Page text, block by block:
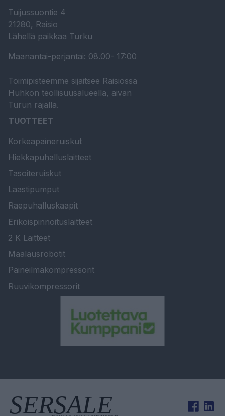
Tuijussuontie 4
21280, Raisio
Lähellä paikkaa Turku
Maanantai-perjantai: 08.00- 17:00
Toimipisteemme sijaitsee Raisiossa
Huhkon teollisuusalueella, aivan
Turun rajalla.
TUOTTEET
Korkeapaineruiskut
Hiekkapuhalluslaitteet
Tasoiteruiskut
Laastipumput
Raepuhalluskaapit
Erikoispinnoituslaitteet
2 K Laitteet
Maalausrobotit
Paineilmakompressorit
Ruuvikompressorit